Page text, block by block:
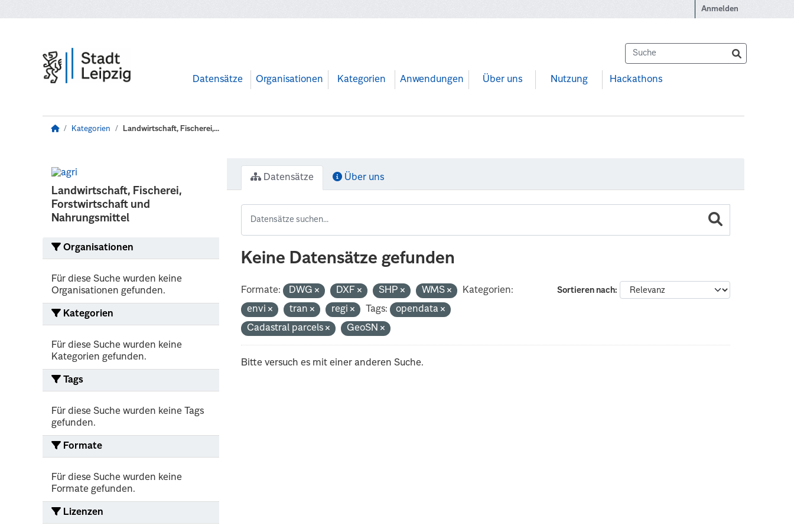
Anmelden
Datensätze Organisationen Kategorien Anwendungen Über uns Nutzung Hackathons
Kategorien Landwirtschaft, Fischerei,...
Landwirtschaft, Fischerei,
Forstwirtschaft und
Nahrungsmittel
Organisationen
Für diese Suche wurden keine
Organisationen gefunden.
Kategorien
Für diese Suche wurden keine
Kategorien gefunden.
Tags
Für diese Suche wurden keine Tags
gefunden.
Formate
Für diese Suche wurden keine
Formate gefunden.
Lizenzen
Datensätze Über uns
Keine Datensätze gefunden
Sortieren nach
Formate: DWG DXF SHP WMS
Kategorien:
envi
tran regi Tags:
opendata
Cadastral parcels
GeoSN
Bitte versuch es mit einer anderen Suche.